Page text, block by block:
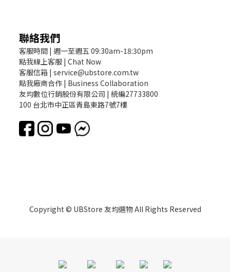
聯絡我們
客服時間 | 週一至週五 09:30am-18:30pm
點我線上客服 | Chat Now
客服信箱 | service@ubstore.com.tw
點我廠商合作 | Business Collaboration
友均數位行銷股份有限公司 | 統編27733800
100 台北市中正區青島東路7號7樓
Copyright © UBStore 友均選物 All Rights Reserved